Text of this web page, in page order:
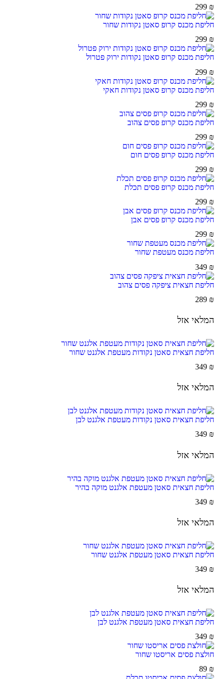
299 ₪
חליפת מכנס קרופ סאטן נקודות שחור
299 ₪
חליפת מכנס קרופ סאטן נקודות ירוק פטרול
299 ₪
חליפת מכנס קרופ סאטן נקודות חאקי
299 ₪
חליפת מכנס קרופ פסים צהוב
299 ₪
חליפת מכנס קרופ פסים חום
299 ₪
חליפת מכנס קרופ פסים תכלת
299 ₪
חליפת מכנס קרופ פסים אבן
299 ₪
חליפת מכנס מעטפת שחור
349 ₪
חליפת חצאית ציפקה פסים צהוב
289 ₪
המלאי אזל
חליפת חצאית סאטן נקודות מעטפת אלגנט שחור
349 ₪
המלאי אזל
חליפת חצאית סאטן נקודות מעטפת אלגנט לבן
349 ₪
המלאי אזל
חליפת חצאית סאטן מעטפת אלגנט מוקה בהיר
349 ₪
המלאי אזל
חליפת חצאית סאטן מעטפת אלגנט שחור
349 ₪
המלאי אזל
חליפת חצאית סאטן מעטפת אלגנט לבן
349 ₪
חולצת פסים אריסטו שחור
89 ₪